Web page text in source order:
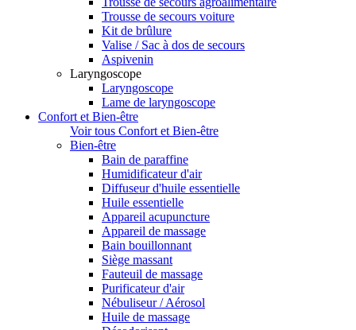
Trousse de secours voiture
Kit de brûlure
Valise / Sac à dos de secours
Aspivenin
Laryngoscope
Laryngoscope
Lame de laryngoscope
Confort et Bien-être
Voir tous Confort et Bien-être
Bien-être
Bain de paraffine
Humidificateur d'air
Diffuseur d'huile essentielle
Huile essentielle
Appareil acupuncture
Appareil de massage
Bain bouillonnant
Siège massant
Fauteuil de massage
Purificateur d'air
Nébuliseur / Aérosol
Huile de massage